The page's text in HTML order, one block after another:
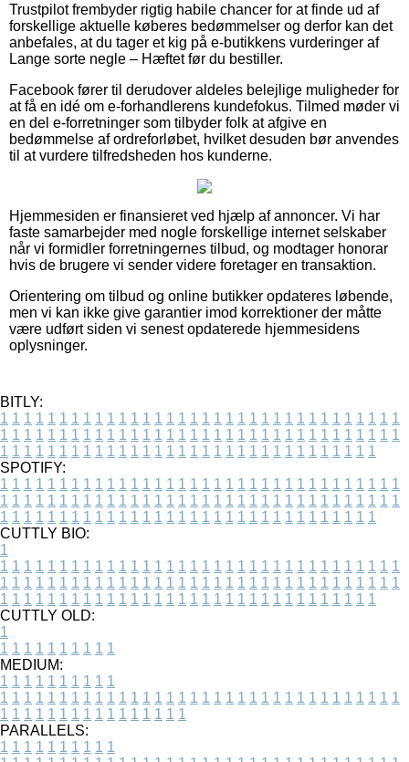
Trustpilot frembyder rigtig habile chancer for at finde ud af
forskellige aktuelle køberes bedømmelser og derfor kan det
anbefales, at du tager et kig på e-butikkens vurderinger af
Lange sorte negle – Hæftet før du bestiller.
Facebook fører til derudover aldeles belejlige muligheder for
at få en idé om e-forhandlerens kundefokus. Tilmed møder vi
en del e-forretninger som tilbyder folk at afgive en
bedømmelse af ordreforløbet, hvilket desuden bør anvendes
til at vurdere tilfredsheden hos kunderne.
Hjemmesiden er finansieret ved hjælp af annoncer. Vi har
faste samarbejder med nogle forskellige internet selskaber
når vi formidler forretningernes tilbud, og modtager honorar
hvis de brugere vi sender videre foretager en transaktion.
Orientering om tilbud og online butikker opdateres løbende,
men vi kan ikke give garantier imod korrektioner der måtte
være udført siden vi senest opdaterede hjemmesidens
oplysninger.
BITLY:
1 1 1 1 1 1 1 1 1 1 1 1 1 1 1 1 1 1 1 1 1 1 1 1 1 1 1 1 1 1 1 1 1 1
1 1 1 1 1 1 1 1 1 1 1 1 1 1 1 1 1 1 1 1 1 1 1 1 1 1 1 1 1 1 1 1 1 1
1 1 1 1 1 1 1 1 1 1 1 1 1 1 1 1 1 1 1 1 1 1 1 1 1 1 1 1 1 1 1 1
SPOTIFY:
1 1 1 1 1 1 1 1 1 1 1 1 1 1 1 1 1 1 1 1 1 1 1 1 1 1 1 1 1 1 1 1 1 1
1 1 1 1 1 1 1 1 1 1 1 1 1 1 1 1 1 1 1 1 1 1 1 1 1 1 1 1 1 1 1 1 1 1
1 1 1 1 1 1 1 1 1 1 1 1 1 1 1 1 1 1 1 1 1 1 1 1 1 1 1 1 1 1 1 1
CUTTLY BIO:
1
1 1 1 1 1 1 1 1 1 1 1 1 1 1 1 1 1 1 1 1 1 1 1 1 1 1 1 1 1 1 1 1 1 1
1 1 1 1 1 1 1 1 1 1 1 1 1 1 1 1 1 1 1 1 1 1 1 1 1 1 1 1 1 1 1 1 1 1
1 1 1 1 1 1 1 1 1 1 1 1 1 1 1 1 1 1 1 1 1 1 1 1 1 1 1 1 1 1 1 1
CUTTLY OLD:
1
1 1 1 1 1 1 1 1 1 1
MEDIUM:
1 1 1 1 1 1 1 1 1 1
1 1 1 1 1 1 1 1 1 1 1 1 1 1 1 1 1 1 1 1 1 1 1 1 1 1 1 1 1 1 1 1 1 1
1 1 1 1 1 1 1 1 1 1 1 1 1 1 1 1
PARALLELS:
1 1 1 1 1 1 1 1 1 1